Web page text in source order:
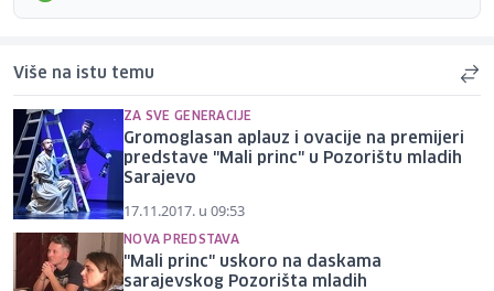
Više na istu temu
ZA SVE GENERACIJE
Gromoglasan aplauz i ovacije na premijeri
predstave "Mali princ" u Pozorištu mladih
Sarajevo
17.11.2017. u 09:53
NOVA PREDSTAVA
"Mali princ" uskoro na daskama
sarajevskog Pozorišta mladih